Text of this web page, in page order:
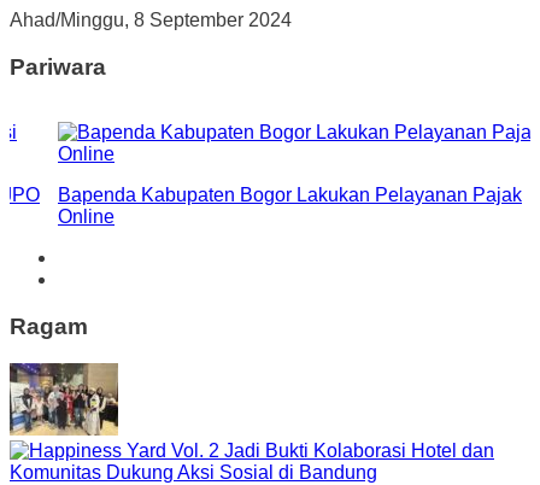
Ahad/Minggu, 8 September 2024
Pariwara
Kabupaten Bogor Lakukan Pelayanan Pajak
Ragam